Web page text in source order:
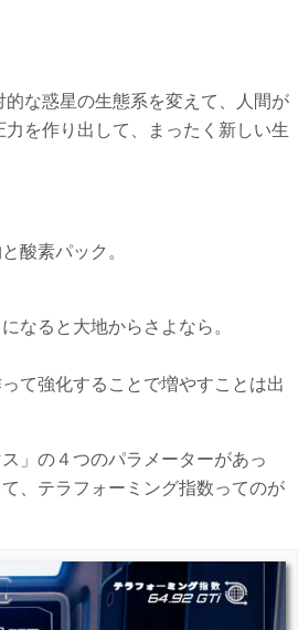
的な惑星の生態系を変えて、人間が
を作り出して、まったく新しい生
酸素パック。
なると大地からさよなら。
て強化することで増やすことは出
」の４つのパラメーターがあっ
、テラフォーミング指数ってのが